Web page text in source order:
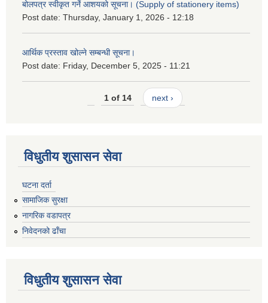
बोलपत्र स्वीकृत गर्ने आशयको सूचना। (Supply of stationery items)
Post date: Thursday, January 1, 2026 - 12:18
आर्थिक प्रस्ताव खोल्ने सम्बन्धी सूचना।
Post date: Friday, December 5, 2025 - 11:21
1 of 14 next ›
विधुतीय शुसासन सेवा
घटना दर्ता
सामाजिक सुरक्षा
नागरिक वडापत्र
निवेदनको ढाँचा
विधुतीय शुसासन सेवा